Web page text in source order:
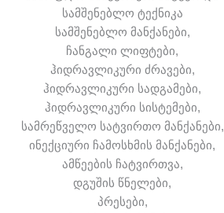
სამშენებლო ტექნიკა
სამშენებლო მანქანები,
ჩანგალი ლიფტები,
ჰიდრავლიკური ძრავები,
ჰიდრავლიკური სადგამები,
ჰიდრავლიკური სისტემები,
სამრეწველო სატვირთო მანქანები,
ინექციური ჩამოსხმის მანქანები,
ამწეების ჩატვირთვა,
დგუშის წნელები,
პრესები,